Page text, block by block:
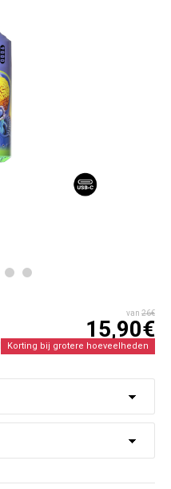
van 26€
15,90€
Korting bij grotere hoeveelheden